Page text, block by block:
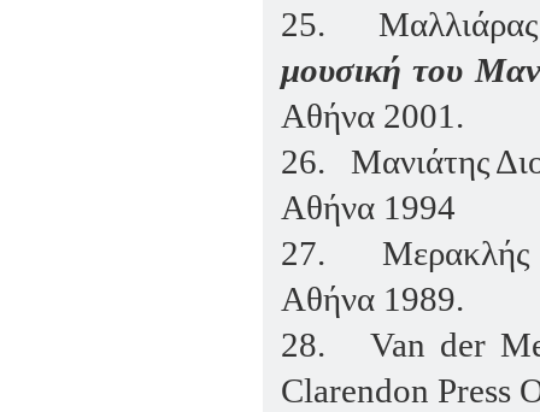
25.
μουσική του
Αθήνα 2001.
26.
Μανιάτης
Αθήνα 1994
27.
Αθήνα 1989.
28.
Van der
Clarendon Press